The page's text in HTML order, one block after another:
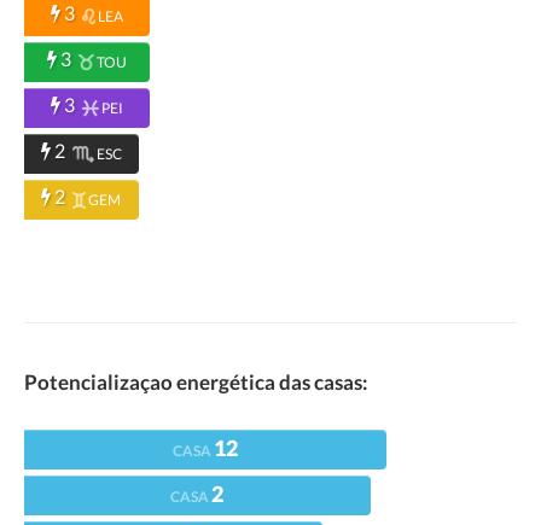
3 LEA
3 TOU
3 PEI
2 ESC
2 GEM
Potencializaçao energética das casas:
CASA 12
CASA2